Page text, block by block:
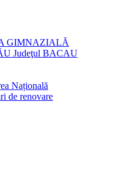
GIMNAZIALĂ
Judeţul BACAU
Națională
de renovare